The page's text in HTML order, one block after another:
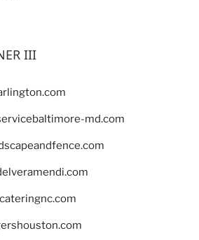
III
md.com